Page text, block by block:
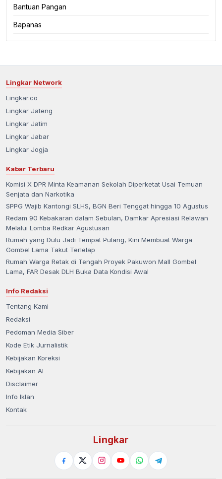
Bantuan Pangan
Bapanas
Lingkar Network
Lingkar.co
Lingkar Jateng
Lingkar Jatim
Lingkar Jabar
Lingkar Jogja
Kabar Terbaru
Komisi X DPR Minta Keamanan Sekolah Diperketat Usai Temuan
Senjata dan Narkotika
SPPG Wajib Kantongi SLHS, BGN Beri Tenggat hingga 10 Agustus
Redam 90 Kebakaran dalam Sebulan, Damkar Apresiasi Relawan
Melalui Lomba Redkar Agustusan
Rumah yang Dulu Jadi Tempat Pulang, Kini Membuat Warga
Gombel Lama Takut Terlelap
Rumah Warga Retak di Tengah Proyek Pakuwon Mall Gombel
Lama, FAR Desak DLH Buka Data Kondisi Awal
Info Redaksi
Tentang Kami
Redaksi
Pedoman Media Siber
Kode Etik Jurnalistik
Kebijakan Koreksi
Kebijakan AI
Disclaimer
Info Iklan
Kontak
Lingkar